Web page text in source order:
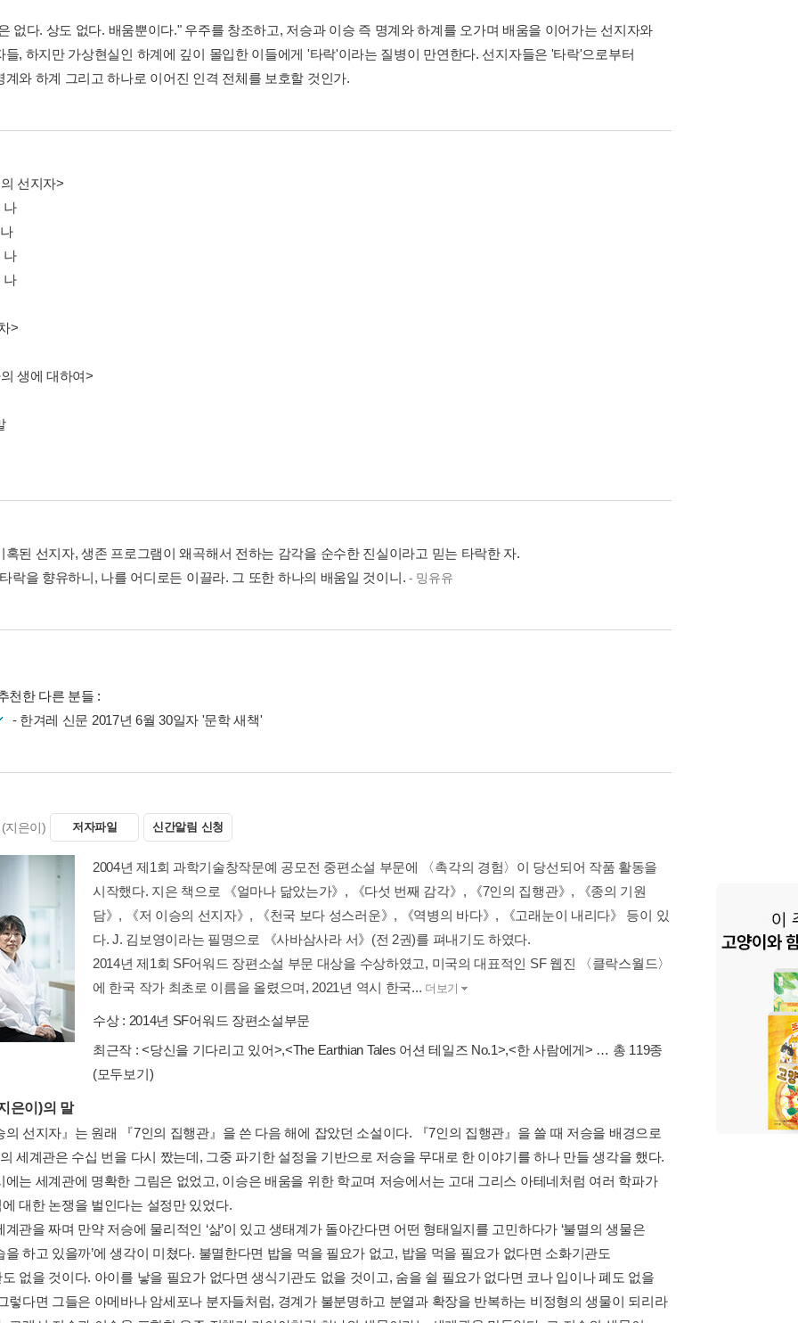
없다. 상도 없다. 배움뿐이다." 우주를 창조하고, 저승과 이승 즉 명계와 하계를 오가며 배움을 이어가는 선지자와
들, 하지만 가상현실인 하계에 깊이 몰입한 이들에게 '타락'이라는 질병이 만연한다. 선지자들은 '타락'으로부터
계와 하계 그리고 하나로 이어진 인격 전체를 보호할 것인가.
선지자>
나
나
나
>
생에 대하여>
혹된 선지자, 생존 프로그램이 왜곡해서 전하는 감각을 순수한 진실이라고 믿는 타락한 자.
락을 향유하니, 나를 어디로든 이끌라. 그 또한 하나의 배움일 것이니. - 밍유유
천한 다른 분들 :
- 한겨레 신문 2017년 6월 30일자 '문학 새책'
(지은이) 저자파일 신간알림 신청
2004년 제1회 과학기술창작문예 공모전 중편소설 부문에 〈촉각의 경험〉이 당선되어 작품 활동을
시작했다. 지은 책으로 《얼마나 닮았는가》, 《다섯 번째 감각》, 《7인의 집행관》, 《종의 기원
담》, 《저 이승의 선지자》, 《천국 보다 성스러운》, 《역병의 바다》, 《고래눈이 내리다》 등이 있
다. J. 김보영이라는 필명으로 《사바삼사라 서》(전 2권)를 펴내기도 하였다.
2014년 제1회 SF어워드 장편소설 부문 대상을 수상하였고, 미국의 대표적인 SF 웹진 〈클락스월드〉
에 한국 작가 최초로 이름을 올렸으며, 2021년 역시 한국... 더보기
수상 : 2014년 SF어워드 장편소설부문
최근작 :<당신을 기다리고 있어>,<The Earthian Tales 어션 테일즈 No.1>,<한 사람에게> … 총 119종
(모두보기)
은이)의 말
의 선지자』는 원래 『7인의 집행관』을 쓴 다음 해에 잡았던 소설이다. 『7인의 집행관』을 쓸 때 저승을 배경으로
세계관은 수십 번을 다시 짰는데, 그중 파기한 설정을 기반으로 저승을 무대로 한 이야기를 하나 만들 생각을 했다.
에는 세계관에 명확한 그림은 없었고, 이승은 배움을 위한 학교며 저승에서는 고대 그리스 아테네처럼 여러 학파가
대한 논쟁을 벌인다는 설정만 있었다.
계관을 짜며 만약 저승에 물리적인 ‘삶’이 있고 생태계가 돌아간다면 어떤 형태일지를 고민하다가 ‘불멸의 생물은
을 하고 있을까’에 생각이 미쳤다. 불멸한다면 밥을 먹을 필요가 없고, 밥을 먹을 필요가 없다면 소화기관도
없을 것이다. 아이를 낳을 필요가 없다면 생식기관도 없을 것이고, 숨을 쉴 필요가 없다면 코나 입이나 폐도 없을
렇다면 그들은 아메바나 암세포나 분자들처럼, 경계가 불분명하고 분열과 확장을 반복하는 비정형의 생물이 되리라